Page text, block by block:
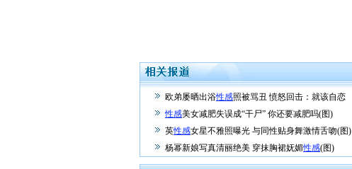
欧弟屡晒出浴性感照被骂丑 愤怒回击：就该自恋
性感美女减肥失误成“干尸” 你还要减肥吗(图)
英性感女星不雅照曝光 与同性贴身舞激情舌吻(图)
杨幂新娘写真清丽绝美 穿抹胸裙妩媚性感(图)